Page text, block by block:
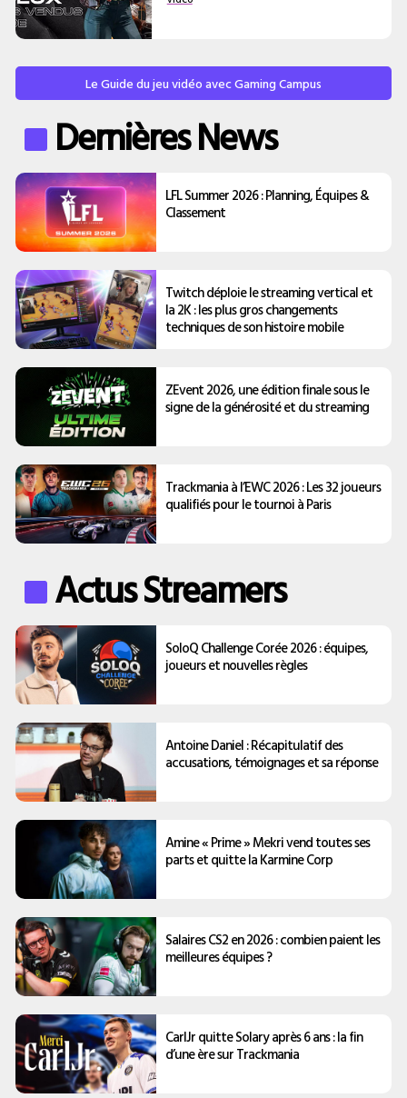
Le Guide du jeu vidéo avec Gaming Campus
Dernières News
LFL Summer 2026 : Planning, Équipes &
Classement
Twitch déploie le streaming vertical et
la 2K : les plus gros changements
techniques de son histoire mobile
ZEvent 2026, une édition finale sous le
signe de la générosité et du streaming
Trackmania à l’EWC 2026 : Les 32 joueurs
qualifiés pour le tournoi à Paris
Actus Streamers
SoloQ Challenge Corée 2026 : équipes,
joueurs et nouvelles règles
Antoine Daniel : Récapitulatif des
accusations, témoignages et sa réponse
Amine « Prime » Mekri vend toutes ses
parts et quitte la Karmine Corp
Salaires CS2 en 2026 : combien paient les
meilleures équipes ?
CarlJr quitte Solary après 6 ans : la fin
d’une ère sur Trackmania